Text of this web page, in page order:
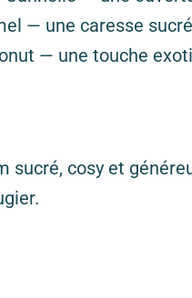
— une caresse
— une touche
sucré, cosy et